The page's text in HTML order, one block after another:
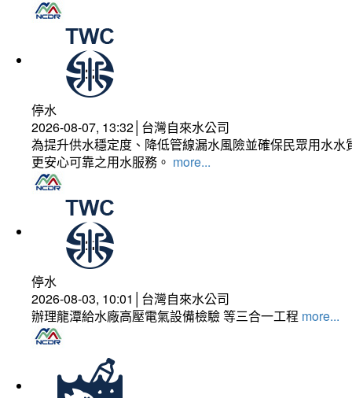
停水
2026-08-07, 13:32│台灣自來水公司
為提升供水穩定度、降低管線漏水風險並確保民眾用水
更安心可靠之用水服務。 more...
停水
2026-08-03, 10:01│台灣自來水公司
辦理龍潭給水廠高壓電氣設備檢驗 等三合一工程 more...